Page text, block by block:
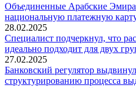
Объединенные Арабские
национальную платежную
28.02.2025
Специалист подчеркнул, что
идеально подходит для двух
27.02.2025
Банковский регулятор
структурированию процесса